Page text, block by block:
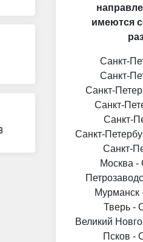
имеются
Санкт-
Санкт-
Санкт-
Санкт-
Санкт-
Санкт-
Санкт-
Москва -
Мурманск
Тверь -
Великий
Псков -